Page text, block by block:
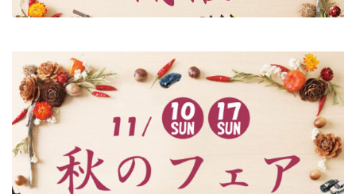
タ
ー
｜
松
原
市